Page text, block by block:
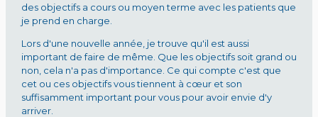
des objectifs a cours ou moyen terme avec les patients que
je prend en charge.
Lors d'une nouvelle année, je trouve qu'il est aussi
important de faire de même. Que les objectifs soit grand ou
non, cela n'a pas d'importance. Ce qui compte c'est que
cet ou ces objectifs vous tiennent à cœur et son
suffisamment important pour vous pour avoir envie d'y
arriver.